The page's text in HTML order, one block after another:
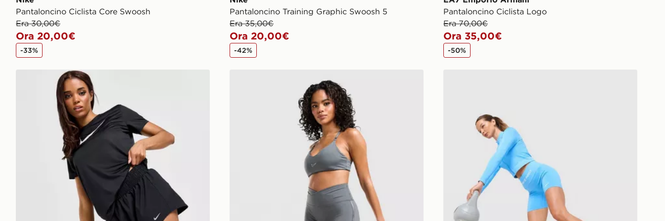
Pantaloncino Ciclista Core Swoosh
Era 30,00€
Ora 20,00€
-33%
Pantaloncino Training Graphic Swoosh 5
Era 35,00€
Ora 20,00€
-42%
Pantaloncino Ciclista Logo
Era 70,00€
Ora 35,00€
-50%
Nike Pantaloncino Training One 3